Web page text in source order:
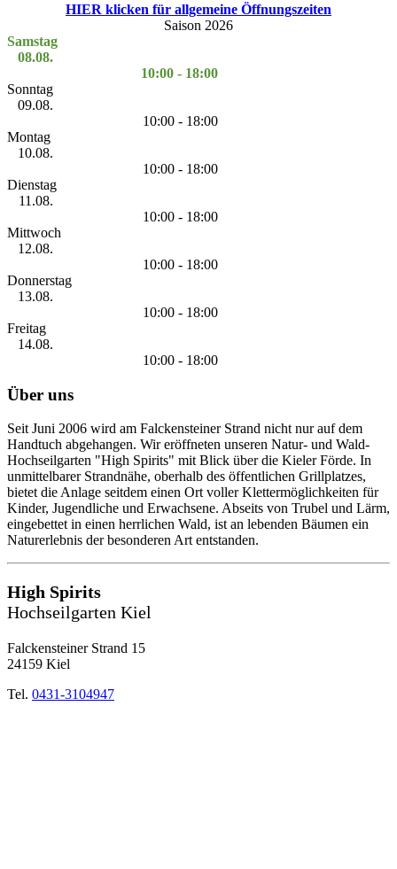
HIER klicken für allgemeine Öffnungszeiten
Saison 2026
Samstag
08.08.
10:00 - 18:00
Sonntag
09.08.
10:00 - 18:00
Montag
10.08.
10:00 - 18:00
Dienstag
11.08.
10:00 - 18:00
Mittwoch
12.08.
10:00 - 18:00
Donnerstag
13.08.
10:00 - 18:00
Freitag
14.08.
10:00 - 18:00
Über uns
Seit Juni 2006 wird am Falckensteiner Strand nicht nur auf dem
Handtuch abgehangen. Wir eröffneten unseren Natur- und Wald-
Hochseilgarten "High Spirits" mit Blick über die Kieler Förde. In
unmittelbarer Strandnähe, oberhalb des öffentlichen Grillplatzes,
bietet die Anlage seitdem einen Ort voller Klettermöglichkeiten für
Kinder, Jugendliche und Erwachsene. Abseits von Trubel und Lärm,
eingebettet in einen herrlichen Wald, ist an lebenden Bäumen ein
Naturerlebnis der besonderen Art entstanden.
High Spirits
Hochseilgarten Kiel
Falckensteiner Strand 15
24159 Kiel
Tel. 0431-3104947